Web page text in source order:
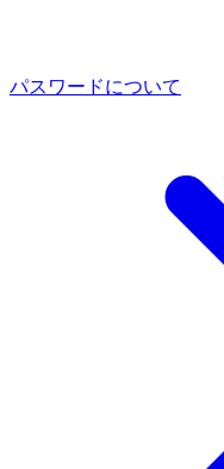
パスワードについて